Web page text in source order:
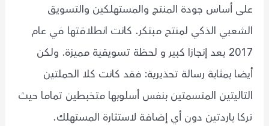
على أساس جودة المنتج والمستهلكين والتسويق
الشعبي الذكي لمنتج مبتكر. كانت انطلاقتها في عام
2017 يعد إنجازا كبير و لحظة تسويقية مميزة. ولكن
أيضا بمثابة رسالة تحذيرية: فقد كانت كلا الحملتين
التاليتين المتسمتين بنفس أسلوبها متخبطين تماما حيث
تركا باردتين دون أي إضافة لاستثارة المستهلك.